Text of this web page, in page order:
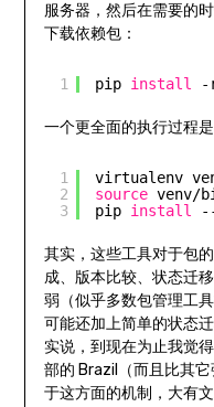
服务器，然后在需要的
下载依赖包：
1 pip install -
一个更全面的执行过程是
1
2
3
virtualenv
source venv/
pip install
其实，这些工具对于包
成、版本比较、状态迁
弱（似乎多数包管理工
可能还加上简单的状态
实说，到现在为止我觉
部的 Brazil（而且比其
于这方面的机制，大有